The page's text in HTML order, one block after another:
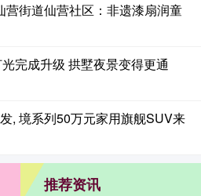
营街道仙营社区：非遗漆扇润童
完成升级 拱墅夜景变得更通
, 境系列50万元家用旗舰SUV来
推荐资讯